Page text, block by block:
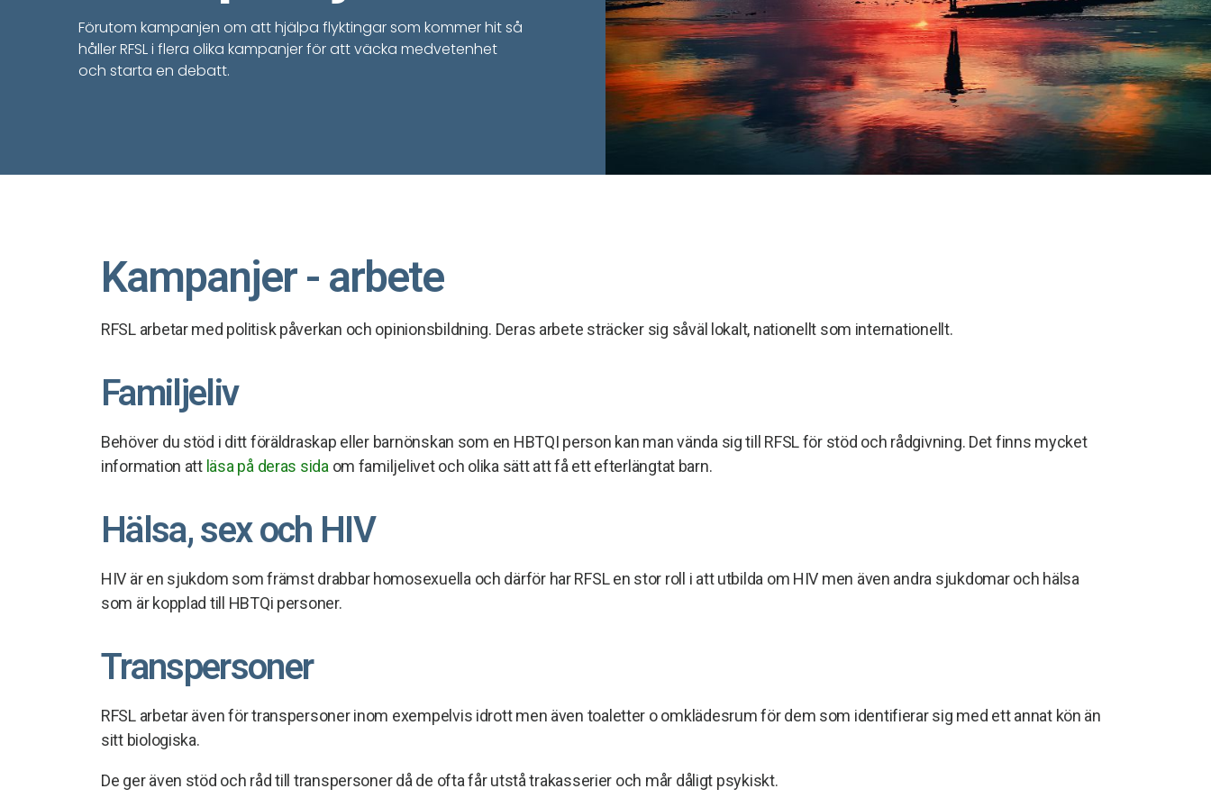
Förutom kampanjen om att hjälpa flyktingar som kommer hit så
håller RFSL i flera olika kampanjer för att väcka medvetenhet
och starta en debatt.
Kampanjer - arbete
RFSL arbetar med politisk påverkan och opinionsbildning. Deras arbete sträcker sig såväl lokalt, nationellt som internationellt.
Familjeliv
Behöver du stöd i ditt föräldraskap eller barnönskan som en HBTQI person kan man vända sig till RFSL för stöd och rådgivning. Det finns mycket
information att läsa på deras sida om familjelivet och olika sätt att få ett efterlängtat barn.
Hälsa, sex och HIV
HIV är en sjukdom som främst drabbar homosexuella och därför har RFSL en stor roll i att utbilda om HIV men även andra sjukdomar och hälsa
som är kopplad till HBTQi personer.
Transpersoner
RFSL arbetar även för transpersoner inom exempelvis idrott men även toaletter o omklädesrum för dem som identifierar sig med ett annat kön än
sitt biologiska.
De ger även stöd och råd till transpersoner då de ofta får utstå trakasserier och mår dåligt psykiskt.